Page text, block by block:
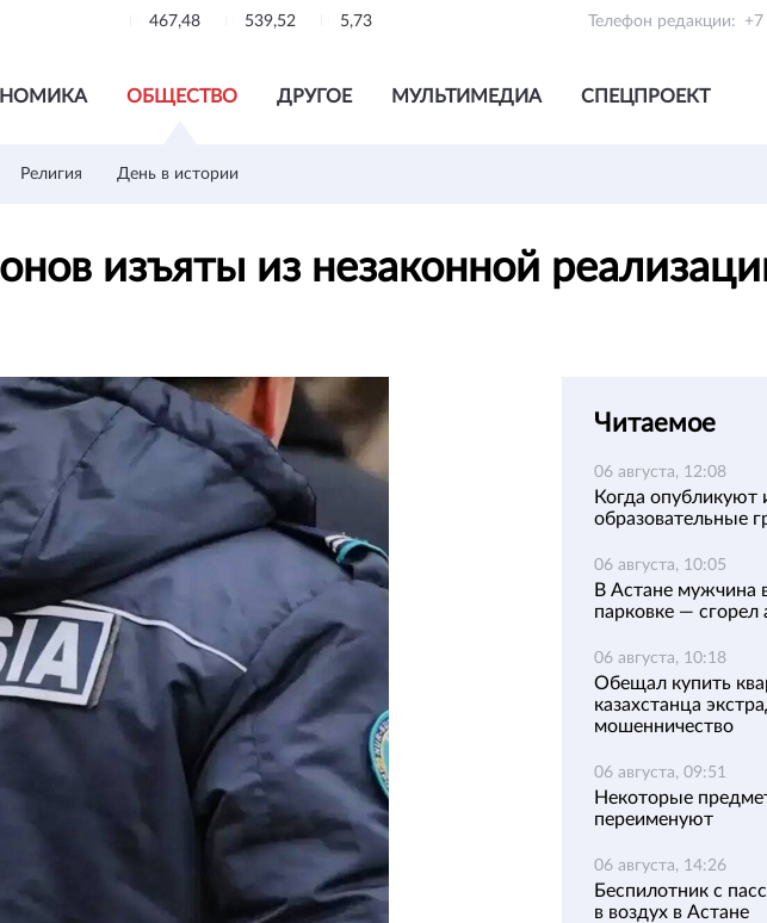
467,48 539,52 5,73 Телефон редакции:
ОБЩЕСТВО ДРУГОЕ МУЛЬТИМЕДИА СПЕЦПРОЕКТ
Религия День в истории
изъяты из незаконной
Читаемое
06 августа, 12:08
Когда опубликуют
образовательные
06 августа, 10:05
В Астане мужчина
парковке — сгорел
06 августа, 10:18
Обещал купить
казахстанца
мошенничество
06 августа, 09:51
Некоторые
переименуют
06 августа, 14:26
Беспилотник с
в воздух в Астане